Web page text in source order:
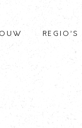
REGIO’S